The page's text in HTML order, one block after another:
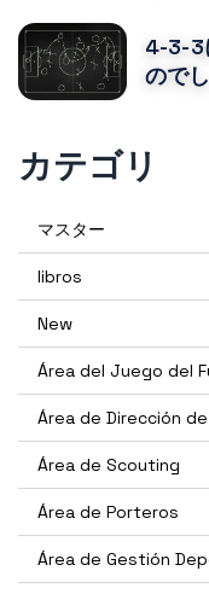
4-3-3
ので
カテゴリ
マスター
libros
New
Área del Juego del
Área de Dirección
Área de Scouting
Área de Porteros
Área de Gestión